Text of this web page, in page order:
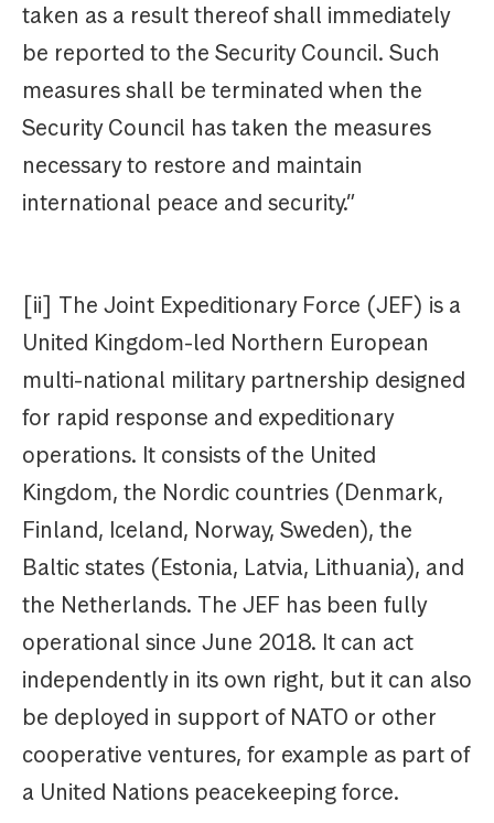
taken as a result thereof shall immediately
be reported to the Security Council. Such
measures shall be terminated when the
Security Council has taken the measures
necessary to restore and maintain
international peace and security.”
[ii] The Joint Expeditionary Force (JEF) is a
United Kingdom-led Northern European
multi-national military partnership designed
for rapid response and expeditionary
operations. It consists of the United
Kingdom, the Nordic countries (Denmark,
Finland, Iceland, Norway, Sweden), the
Baltic states (Estonia, Latvia, Lithuania), and
the Netherlands. The JEF has been fully
operational since June 2018. It can act
independently in its own right, but it can also
be deployed in support of NATO or other
cooperative ventures, for example as part of
a United Nations peacekeeping force.